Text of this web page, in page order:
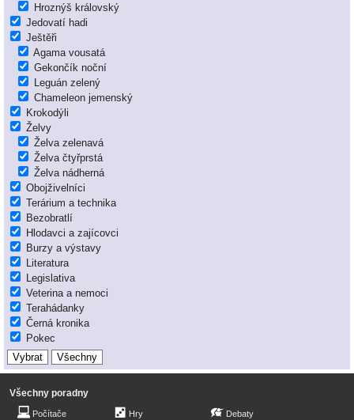
Hroznýš královský
Jedovatí hadi
Ještěři
Agama vousatá
Gekončík noční
Leguán zelený
Chameleon jemenský
Krokodýli
Želvy
Želva zelenavá
Želva čtyřprstá
Želva nádherná
Obojživelníci
Terárium a technika
Bezobratlí
Hlodavci a zajícovci
Burzy a výstavy
Literatura
Legislativa
Veterina a nemoci
Terahádanky
Černá kronika
Pokec
Všechny poradny
Počítače Hry Debaty